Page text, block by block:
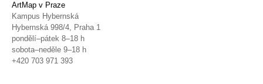
ArtMap v Praze
Kampus Hybernská
Hybernská 998/4, Praha 1
pondělí–pátek 8–18 h
sobota–neděle 9–18 h
+420 703 971 393